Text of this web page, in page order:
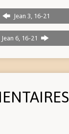
Jean 3, 16-21
Jean 6, 16-21